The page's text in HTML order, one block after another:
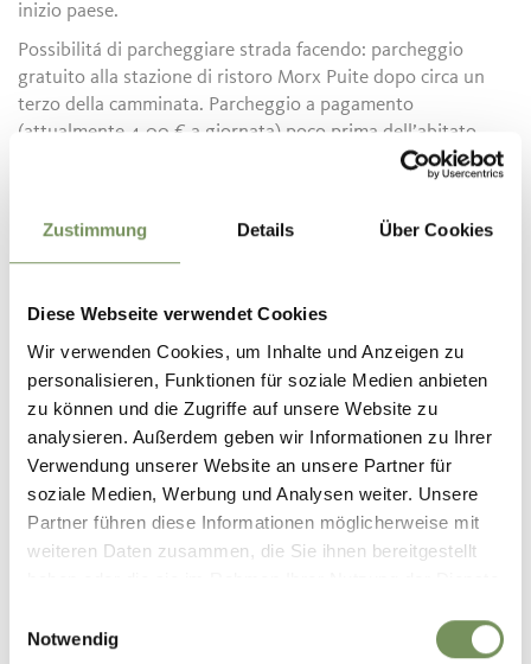
Zustimmung Details Über Cookies
Diese Webseite verwendet Cookies
Wir verwenden Cookies, um Inhalte und Anzeigen zu
personalisieren, Funktionen für soziale Medien anbieten
zu können und die Zugriffe auf unsere Website zu
analysieren. Außerdem geben wir Informationen zu Ihrer
Verwendung unserer Website an unsere Partner für
soziale Medien, Werbung und Analysen weiter. Unsere
Partner führen diese Informationen möglicherweise mit
weiteren Daten zusammen, die Sie ihnen bereitgestellt
Notwendig
inizio paese.
Possibilitá di parcheggiare strada facendo: parcheggio
gratuito alla stazione di ristoro Morx Puite dopo circa un
terzo della camminata. Parcheggio a pagamento
(attualmente 4,00 € a giornata) poco prima dell’abitato
Mezzi pubblici
Il punto di partenza dell'escursione è comodamente
In bus, con le linee 240 da Merano a Moso e 241 da Moso a
Stulles.
Informazioni
Stato
chiuso
Durata
3:04 h
Lunghezza
9,2 km
Difficoltà
media
Punto più alto